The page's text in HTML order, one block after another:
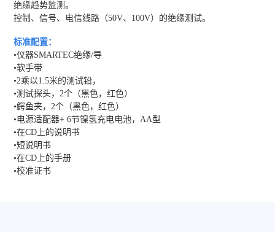
绝缘趋势监测。
控制、信号、电信线路（50V、100V）的绝缘测试。
标准配置：
•仪器SMARTEC绝缘/导
•软手带
•2乘以1.5米的测试铅，
•测试探头，2个（黑色，红色）
•鳄鱼夹，2个（黑色，红色）
•电源适配器+ 6节镍氢充电电池，AA型
•在CD上的说明书
•短说明书
•在CD上的手册
•校准证书